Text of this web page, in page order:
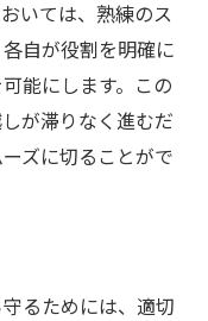
いては、熟練のス
自が役割を明確に
能にします。この
が滞りなく進むだ
ズに切ることがで
るためには、適切